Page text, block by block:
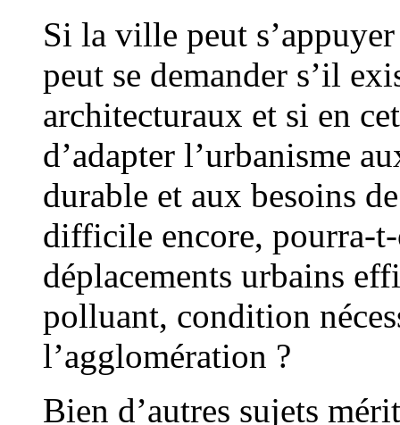
Si la ville peut
peut se demander s’il
architecturaux et si en
d’adapter l’urbanisme
durable et aux besoins
difficile encore, pourra-
déplacements urbains
polluant, condition
l’agglomération ?
Bien d’autres sujets